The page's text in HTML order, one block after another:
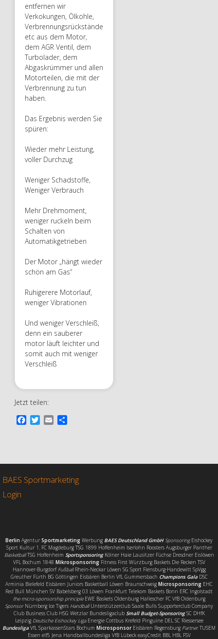
entfernen wir
Verkokungen, Ölkohle,
Verbrennungsrückstände
etc aus dem Motor,
dem AGR Ventil, dem
Turbolader, dem
Abgaskrümmer und allen
Motorteilen, die mit der
Verbrennung zu tun
haben.
Das Ergebnis werden Sie
spüren:
Wieder mehr Leistung,
voller Durchzug
Weniger Schadstoffe,
Weniger Verbrauch
Mehr Drehmoment,
weniger ruckeln beim
Schalten von
Automatikgetrieben
Der Motor „hängt wieder
schön am Gas“
Ruhigerere Motorlauf,
weniger Vibrationen
Und weniger Verschleiß,
denn ein sauberer
motor läuft leichter und
somit auch mit weniger
Verschleiß
Jetzt teilen:
o
k
r
BAES Sportmarketing
Login
Berlin Agentur Sportmarketing Werbung BAES Deutschland GmbH SponsoringEishockey
Sport Kultur 1. FC Magdeburg TSG 1899 Hoffenheim Iserlohn Roosters Augsburger Panther
BasketballTSG Hoffenheim SportsponsoringKölner Haie Lausitzer Füchse Dresdner Eislöwen
VFL Bochum 1848 Mikrosponsoring Fitness First Würzburg Baskets Die Recken TSV
Hannover-Burgdorf FußballRhein-Neckar Löwen SG Sport Flensburg-Handewitt SpVgg
Greuther Fürth BG Göttingen Eisbären Berlin VfL Gummersbach Champions GalaDSC
Arminia Bielefeld Eisbären Juniors Basketball Löwen Braunschweig Microsponsoring EHC
Red Bull München SV Babelsberg 03 Löwen Frankfurt Telekom Baskets Bonn ERC Ingolstadt
the micro-sponsorship principleEWE Baskets Oldenburg Hallescher FC VfB Oldenburg
SponsorNürnberg Ice Tigers HandballUnterstützerclub Saale Bulls Supporterclub Company
Club Business Club HSG Wetzlar Bundesligaclub Small Budget-SponsoringSC DHfK
Leipzig Deutsche Eishockey LigaEnergie Cottbus Krefeld Pinguine DEL SC Riessersee
Bundesliga VfL SparkassenStars Bochum MicrosponsorEisbären Regensburg PartnerTUSEM
Essen elf5 Jena Handballbundesliga VfB Lübeck easyCredit BBL HBL FSV